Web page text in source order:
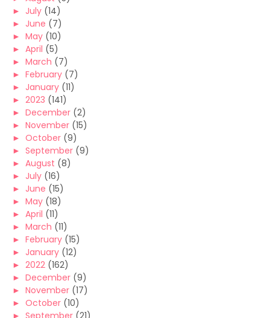
► July (14)
► June (7)
► May (10)
► April (5)
► March (7)
► February (7)
► January (11)
► 2023 (141)
► December (2)
► November (15)
► October (9)
► September (9)
► August (8)
► July (16)
► June (15)
► May (18)
► April (11)
► March (11)
► February (15)
► January (12)
► 2022 (162)
► December (9)
► November (17)
► October (10)
► September (21)